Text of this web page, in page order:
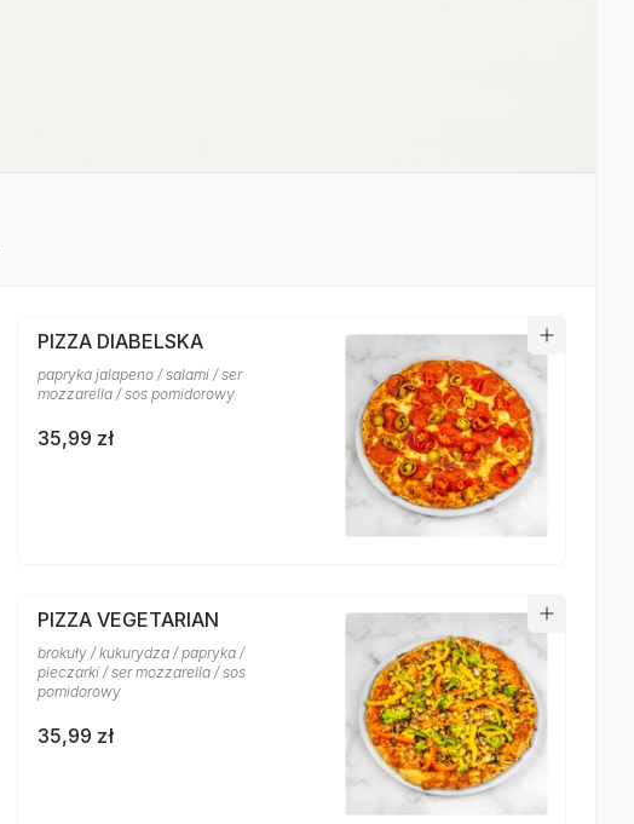
PIZZA DIABELSKA
papryka jalapeno / salami / ser
mozzarella / sos pomidorowy
35,99 zł
PIZZA VEGETARIAN
brokuły / kukurydza / papryka /
pieczarki / ser mozzarella / sos
pomidorowy
35,99 zł